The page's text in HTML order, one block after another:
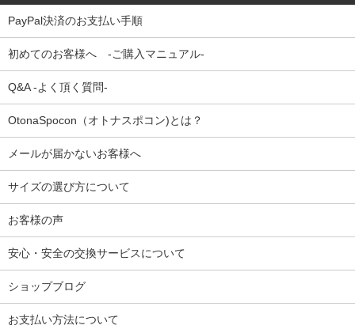
PayPal決済のお支払い手順
初めてのお客様へ -ご購入マニュアル-
Q&A -よく頂く質問-
OtonaSpocon（オトナスポコン)とは？
メールが届かないお客様へ
サイズの選び方について
お客様の声
安心・安全の交換サービスについて
ショップブログ
お支払い方法について